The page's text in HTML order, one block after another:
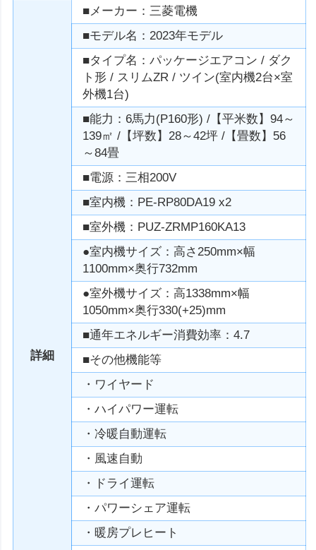
詳細
■メーカー：三菱電機
■モデル名：2023年モデル
■タイプ名：パッケージエアコン / ダク
ト形 / スリムZR / ツイン(室内機2台×室
外機1台)
■能力：6馬力(P160形) /【平米数】94～
139㎡ /【坪数】28～42坪 /【畳数】56
～84畳
■電源：三相200V
■室内機：PE-RP80DA19 x2
■室外機：PUZ-ZRMP160KA13
●室内機サイズ：高さ250mm×幅
1100mm×奥行732mm
●室外機サイズ：高1338mm×幅
1050mm×奥行330(+25)mm
■通年エネルギー消費効率：4.7
■その他機能等
・ワイヤード
・ハイパワー運転
・冷暖自動運転
・風速自動
・ドライ運転
・パワーシェア運転
・暖房プレヒート